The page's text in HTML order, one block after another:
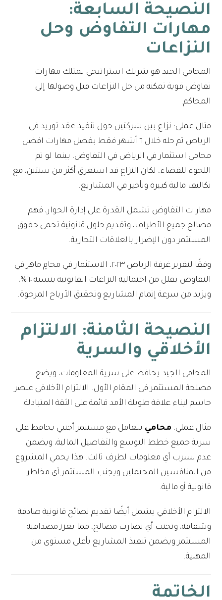
النصيحة السابعة:
مهارات التفاوض وحل
النزاعات
المحامي الجيد هو شريك استراتيجي يمتلك مهارات
تفاوض قوية تمكنه من حل النزاعات قبل وصولها إلى
المحاكم.
مثال عملي: نزاع بين شركتين حول تنفيذ عقد توريد في
الرياض تم حله خلال ٦ أشهر فقط بفضل مهارات افضل
محامي استثمار في الرياض في التفاوض، بينما لو تم
اللجوء للقضاء، لكان النزاع قد استغرق أكثر من سنتين، مع
تكاليف مالية كبيرة وتأخير في المشاريع.
مهارات التفاوض تشمل القدرة على إدارة الحوار، فهم
مصالح جميع الأطراف، وتقديم حلول قانونية تحمي حقوق
المستثمر دون الإضرار بالعلاقات التجارية.
وفقًا لتقرير غرفة الرياض ٢٠٢٣، الاستثمار في محامٍ ماهر في
التفاوض يقلل من احتمالية النزاعات القانونية بنسبة ٦٠%،
ويزيد من سرعة إتمام المشاريع وتحقيق الأرباح المرجوة.
النصيحة الثامنة: الالتزام
الأخلاقي والسرية
المحامي الجيد يحافظ على سرية المعلومات، ويضع
مصلحة المستثمر في المقام الأول. الالتزام الأخلاقي عنصر
حاسم لبناء علاقة طويلة الأمد قائمة على الثقة المتبادلة.
مثال عملي: محامي يتعامل مع مستثمر أجنبي يحافظ على
سرية جميع خطط التوسع والتفاصيل المالية، ويضمن
عدم تسرب أي معلومات لطرف ثالث. هذا يحمي المشروع
من المنافسين المحتملين ويجنب المستثمر أي مخاطر
قانونية أو مالية.
الالتزام الأخلاقي يشمل أيضًا تقديم نصائح قانونية صادقة
وشفافة، وتجنب أي تضارب مصالح، مما يعزز مصداقية
المستثمر ويضمن تنفيذ المشاريع بأعلى مستوى من
المهنية.
الخاتمة